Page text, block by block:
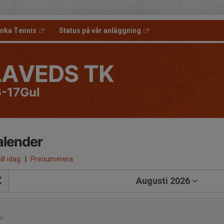
Tennis Status på vår anläggning
TK
17Gul
idag | Prenumerera
Augusti 2026